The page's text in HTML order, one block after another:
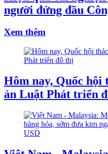
người đứng đầu
Xem thêm
Hôm nay, Quốc hội
án Luật Phát triển